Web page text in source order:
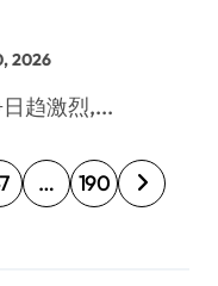
2026
日趋激烈,...
… 190